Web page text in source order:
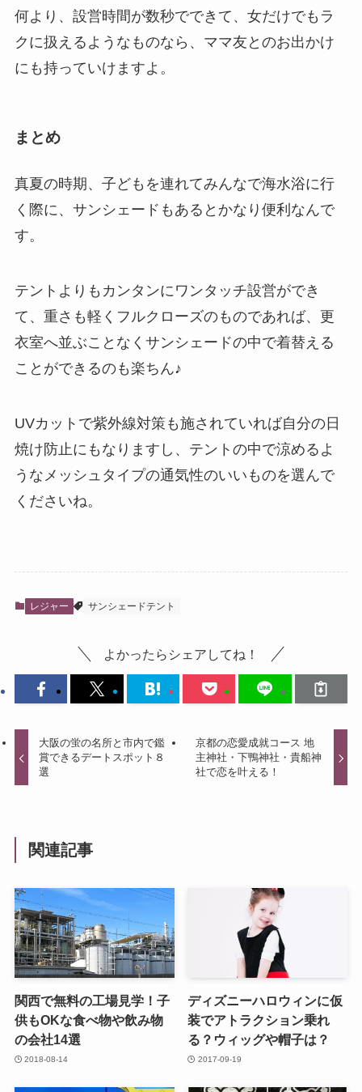
何より、設営時間が数秒でできて、女だけでもラ
クに扱えるようなものなら、ママ友とのお出かけ
にも持っていけますよ。
まとめ
真夏の時期、子どもを連れてみんなで海水浴に行
く際に、サンシェードもあるとかなり便利なんで
す。
テントよりもカンタンにワンタッチ設営ができ
て、重さも軽くフルクローズのものであれば、更
衣室へ並ぶことなくサンシェードの中で着替える
ことができるのも楽ちん♪
UVカットで紫外線対策も施されていれば自分の日
焼け防止にもなりますし、テントの中で涼めるよ
うなメッシュタイプの通気性のいいものを選んで
くださいね。
レジャー サンシェードテント
よかったらシェアしてね！
大阪の蛍の名所と市内で鑑
賞できるデートスポット８
選
京都の恋愛成就コース 地
主神社・下鴨神社・貴船神
社で恋を叶える！
関連記事
関西で無料の工場見学！子
供もOKな食べ物や飲み物
の会社14選
2018-08-14
ディズニーハロウィンに仮
装でアトラクション乗れ
る？ウィッグや帽子は？
2017-09-19